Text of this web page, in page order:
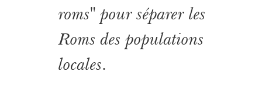
roms" pour séparer les
Roms des populations
locales.